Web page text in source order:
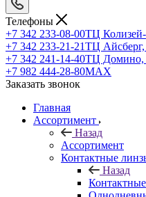
Телефоны
+7 342 233-08-00ТЦ
+7 342 233-21-21ТЦ Айсберг,
+7 342 241-14-40ТЦ Домино,
+7 982 444-28-80MAX
Заказать звонок
Главная
Ассортимент
Назад
Ассортимент
Контактные
Назад